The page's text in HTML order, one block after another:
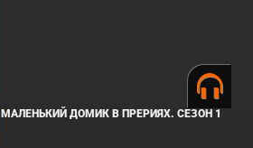
МАЛЕНЬКИЙ ДОМИК В ПРЕРИЯХ. СЕЗОН 1